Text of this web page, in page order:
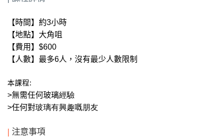
【時間】約3小時
【地點】大角咀
【費用】 $600
【人數】 最多6人，沒有最少人數限制
本課程:
>無需任何玻璃經驗
>任何對玻璃有興趣嘅朋友
| 注意事項